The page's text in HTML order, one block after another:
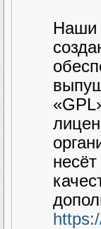
Наши